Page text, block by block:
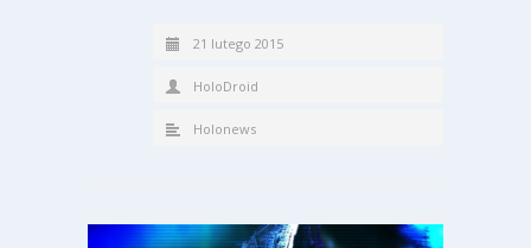
21 lutego 2015
HoloDroid
Holonews